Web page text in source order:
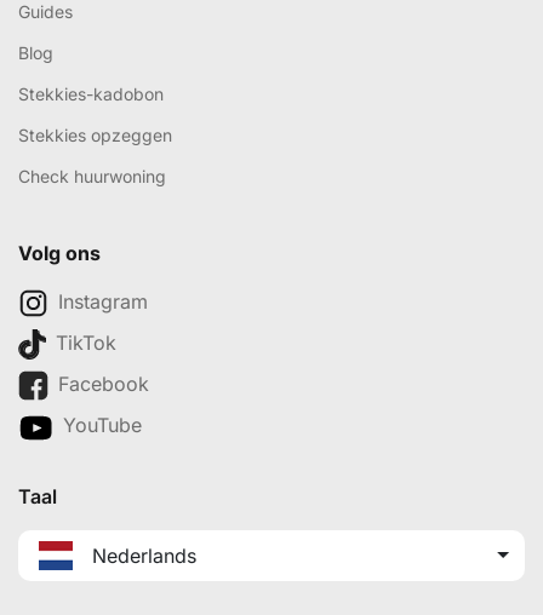
Guides
Blog
Stekkies-kadobon
Stekkies opzeggen
Check huurwoning
Volg ons
Instagram
TikTok
Facebook
YouTube
Taal
Nederlands